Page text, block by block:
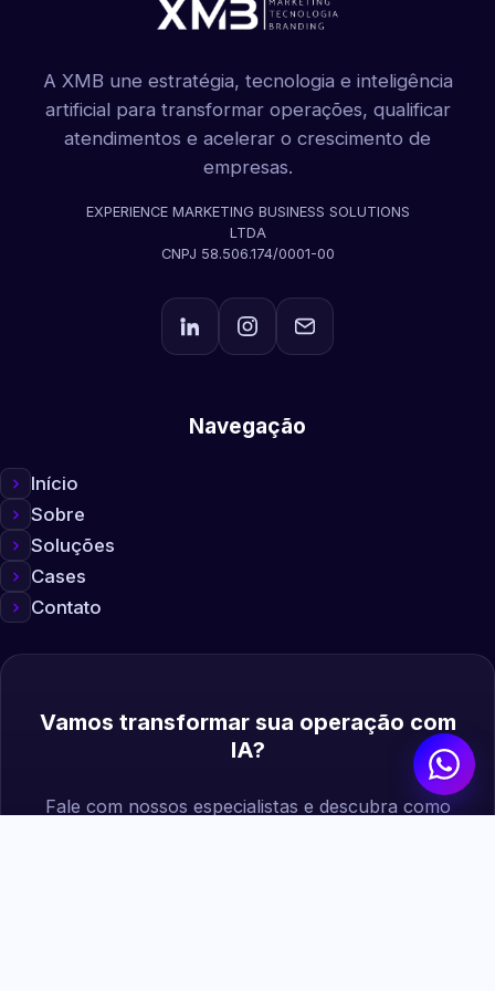
A XMB une estratégia, tecnologia e inteligência
artificial para transformar operações, qualificar
atendimentos e acelerar o crescimento de
empresas.
EXPERIENCE MARKETING BUSINESS SOLUTIONS
LTDA
CNPJ 58.506.174/0001-00
Navegação
Início
Sobre
Soluções
Cases
Contato
Vamos transformar sua operação com
IA?
Fale com nossos especialistas e descubra como